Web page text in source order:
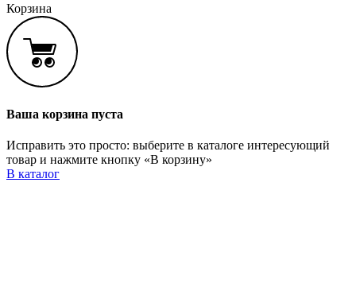
Корзина
Ваша корзина пуста
Исправить это просто: выберите в каталоге интересующий
товар и нажмите кнопку «В корзину»
В каталог